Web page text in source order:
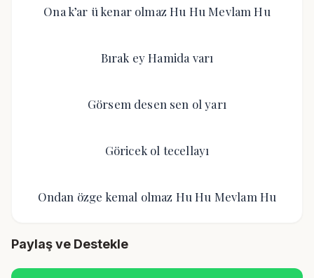
Ona k’ar ü kenar olmaz Hu Hu Mevlam Hu
Bırak ey Hamida varı
Görsem desen sen ol yarı
Göricek ol tecellayı
Ondan özge kemal olmaz Hu Hu Mevlam Hu
Paylaş ve Destekle